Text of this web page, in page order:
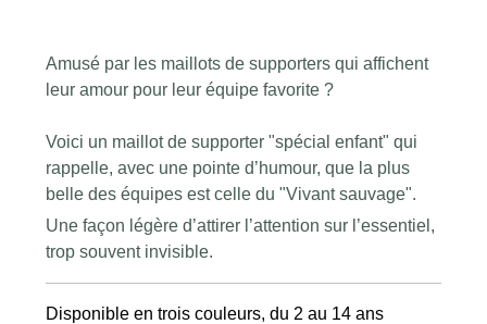
Amusé par les maillots de supporters qui affichent
leur amour pour leur équipe favorite ?
Voici un maillot de supporter "spécial enfant" qui
rappelle, avec une pointe d’humour, que la plus
belle des équipes est celle du "Vivant sauvage".
Une façon légère d’attirer l’attention sur l’essentiel,
trop souvent invisible.
Disponible en trois couleurs, du 2 au 14 ans